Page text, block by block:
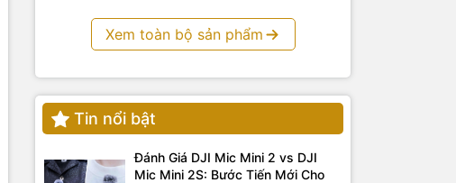
Xem toàn bộ sản phẩm
Tin nổi bật
Đánh Giá DJI Mic Mini 2 vs DJI
Mic Mini 2S: Bước Tiến Mới Cho